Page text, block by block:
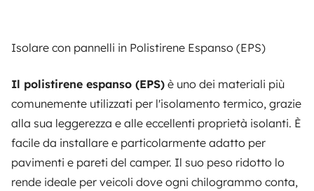
Isolare con pannelli in Polistirene Espanso (EPS)
Il polistirene espanso (EPS) è uno dei materiali più
comunemente utilizzati per l'isolamento termico, grazie
alla sua leggerezza e alle eccellenti proprietà isolanti. È
facile da installare e particolarmente adatto per
pavimenti e pareti del camper. Il suo peso ridotto lo
rende ideale per veicoli dove ogni chilogrammo conta,